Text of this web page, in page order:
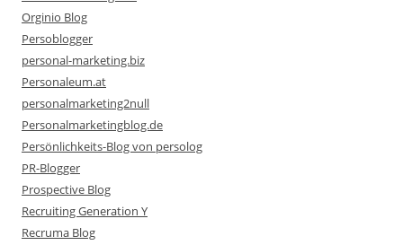
Orginio Blog
Persoblogger
personal-marketing.biz
Personaleum.at
personalmarketing2null
Personalmarketingblog.de
Persönlichkeits-Blog von persolog
PR-Blogger
Prospective Blog
Recruiting Generation Y
Recruma Blog